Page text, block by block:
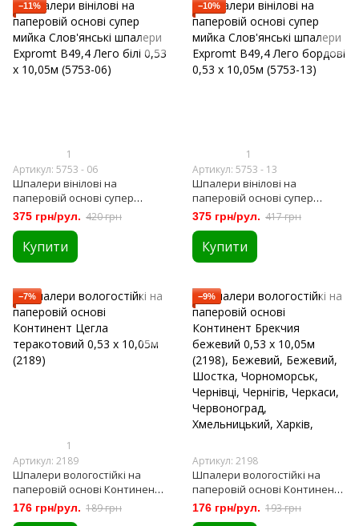
−11%
1
Артикул: 5753 - 06
Шпалери вінілові на
паперовій основі супер
мийка Слов'янські шпалери
Expromt В49,4 Лего білі 0,53 х
10,05м (5753-06)
375 грн/рул. 420 грн
Купити
−10%
1
Артикул: 5753 - 13
Шпалери вінілові на
паперовій основі супер
мийка Слов'янські шпалери
Expromt В49,4 Лего бордові
0,53 х 10,05м (5753-13)
375 грн/рул. 417 грн
Купити
−7%
1
Артикул: 2189
Шпалери вологостійкі на
паперовій основі Континент
Цегла теракотовий 0,53 х
10,05м (2189)
176 грн/рул. 189 грн
−9%
Артикул: 2198
Шпалери вологостійкі на
паперовій основі Континент
Брекчия бежевий 0,53 х
10,05м (2198)
176 грн/рул. 193 грн